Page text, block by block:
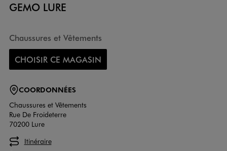
GEMO LURE
Chaussures et Vêtements
CHOISIR CE MAGASIN
COORDONNÉES
Chaussures et Vêtements
Rue De Froideterre
70200 Lure
Itinéraire